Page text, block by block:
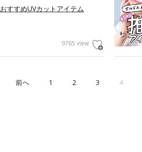
すすめUVカットアイテム
9765 view
前へ 1 2 3 4